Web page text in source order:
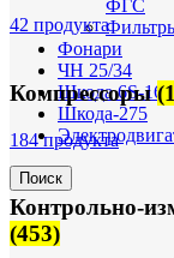
ФГС
Фонари
ЧН 25/34
Шкода 6S-160
Шкода-275
Поиск
42 продукта
Компрессоры
184 продукта
Контрольно-
(453)